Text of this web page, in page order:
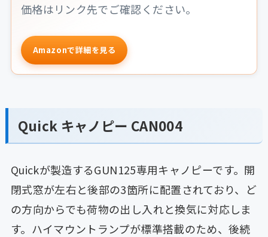
価格はリンク先でご確認ください。
Amazonで詳細を見る
Quick キャノピー CAN004
Quickが製造するGUN125専用キャノピーです。開
閉式窓が左右と後部の3箇所に配置されており、ど
の方向からでも荷物の出し入れと換気に対応しま
す。ハイマウントランプが標準搭載のため、後続